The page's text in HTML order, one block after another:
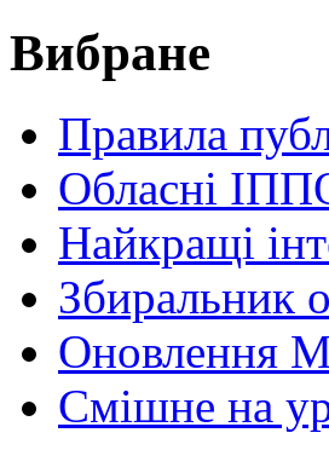
Вибране
Правила
Обласні
Найкращі
Збиральник
Оновлення
Cмішне на